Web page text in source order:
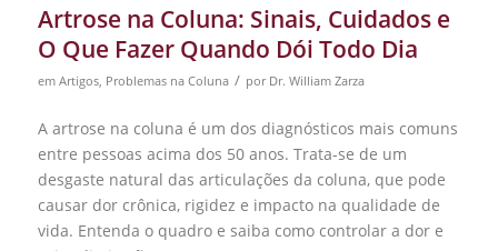
Artrose na Coluna: Sinais, Cuidados e
O Que Fazer Quando Dói Todo Dia
em Artigos, Problemas na Coluna / por Dr. William Zarza
A artrose na coluna é um dos diagnósticos mais comuns
entre pessoas acima dos 50 anos. Trata-se de um
desgaste natural das articulações da coluna, que pode
causar dor crônica, rigidez e impacto na qualidade de
vida. Entenda o quadro e saiba como controlar a dor e